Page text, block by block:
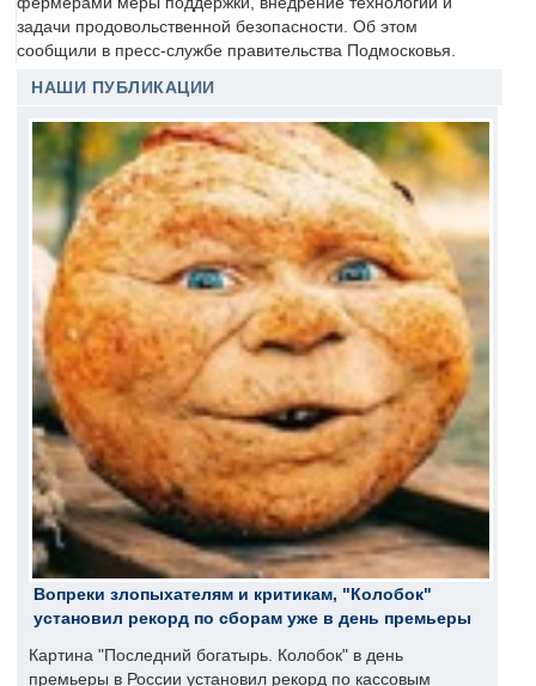
задачи продовольственной безопасности. Об этом
сообщили в пресс-службе правительства Подмосковья.
НАШИ ПУБЛИКАЦИИ
Вопреки злопыхателям и критикам, "Колобок"
установил рекорд по сборам уже в день премьеры
Картина "Последний богатырь. Колобок" в день
премьеры в России установил рекорд по кассовым